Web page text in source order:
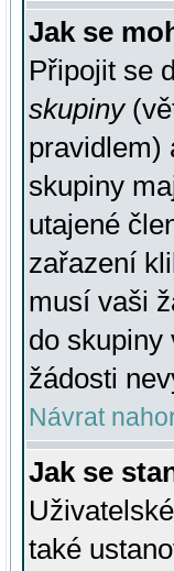
Jak se
Připojit se
skupiny
pravidlem)
skupiny
utajené
zařazení
musí vaši
do skupiny
žádosti
Návrat
Jak se
také